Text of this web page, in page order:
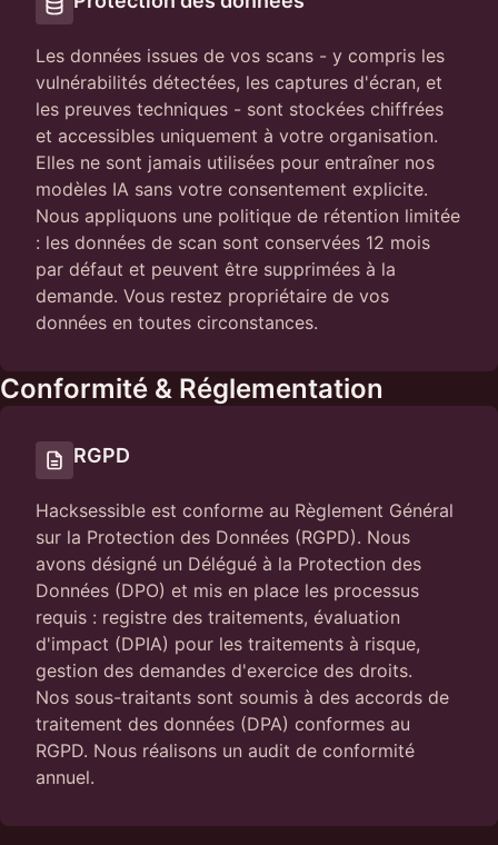
Les données issues de vos scans - y compris les
vulnérabilités détectées, les captures d'écran, et
les preuves techniques - sont stockées chiffrées
et accessibles uniquement à votre organisation.
Elles ne sont jamais utilisées pour entraîner nos
modèles IA sans votre consentement explicite.
Nous appliquons une politique de rétention limitée
: les données de scan sont conservées 12 mois
par défaut et peuvent être supprimées à la
demande. Vous restez propriétaire de vos
données en toutes circonstances.
Conformité & Réglementation
RGPD
Hacksessible est conforme au Règlement Général
sur la Protection des Données (RGPD). Nous
avons désigné un Délégué à la Protection des
Données (DPO) et mis en place les processus
requis : registre des traitements, évaluation
d'impact (DPIA) pour les traitements à risque,
gestion des demandes d'exercice des droits.
Nos sous-traitants sont soumis à des accords de
traitement des données (DPA) conformes au
RGPD. Nous réalisons un audit de conformité
annuel.